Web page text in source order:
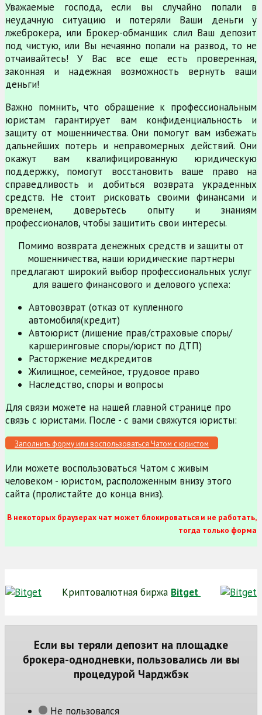
Уважаемые господа, если вы случайно попали в
неудачную ситуацию и потеряли Ваши деньги у
лжеброкера, или Брокер-обманщик слил Ваш депозит
под чистую, или Вы нечаянно попали на развод, то не
отчаивайтесь! У Вас все еще есть проверенная,
законная и надежная возможность вернуть ваши
деньги!
Важно помнить, что обращение к профессиональным
юристам гарантирует вам конфиденциальность и
защиту от мошенничества. Они помогут вам избежать
дальнейших потерь и неправомерных действий. Они
окажут вам квалифицированную юридическую
поддержку, помогут восстановить ваше право на
справедливость и добиться возврата украденных
средств. Не стоит рисковать своими финансами и
временем, доверьтесь опыту и знаниям
профессионалов, чтобы защитить свои интересы.
Помимо возврата денежных средств и защиты от
мошенничества, наши юридические партнеры
предлагают широкий выбор профессиональных услуг
для вашего финансового и делового успеха:
Автовозврат (отказ от купленного
автомобиля(кредит)
Автоюрист (лишение прав/страховые споры/
каршеринговые споры/юрист по ДТП)
Расторжение медкредитов
Жилищное, семейное, трудовое право
Наследство, споры и вопросы
Для связи можете на нашей главной странице про
связь с юристами. После - с вами свяжутся юристы:
Заполнить форму или воспользоваться Чатом с юристом
Или можете воспользоваться Чатом с живым
человеком - юристом, расположенным внизу этого
сайта (пролистайте до конца вниз).
В некоторых браузерах чат может блокироваться и не работать,
тогда только форма
Криптовалютная биржа Bitget
Если вы теряли депозит на площадке
брокера-однодневки, пользовались ли вы
процедурой Чарджбэк
Не пользовался